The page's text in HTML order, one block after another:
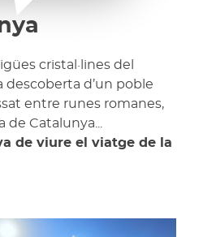
cristal·lines del
descoberta d’un poble
entre runes romanes,
Catalunya...
de viure el viatge de la